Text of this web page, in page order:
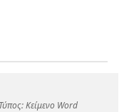
Kείμενο Word